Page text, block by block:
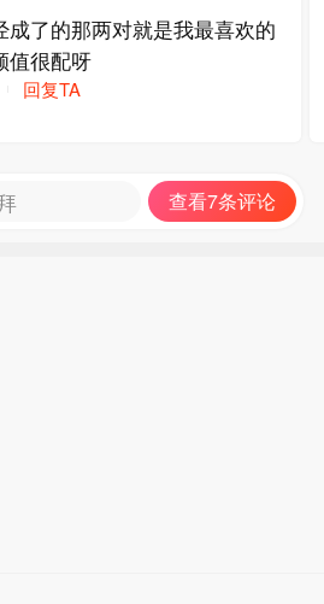
了的那两对就是我最喜欢的
值很配呀
回复TA
查看7条评论